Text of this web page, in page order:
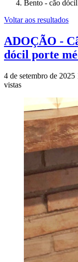
Bento - cão
Voltar aos resultados
ADOÇÃO -
dócil porte
4 de setembro de 2025
vistas